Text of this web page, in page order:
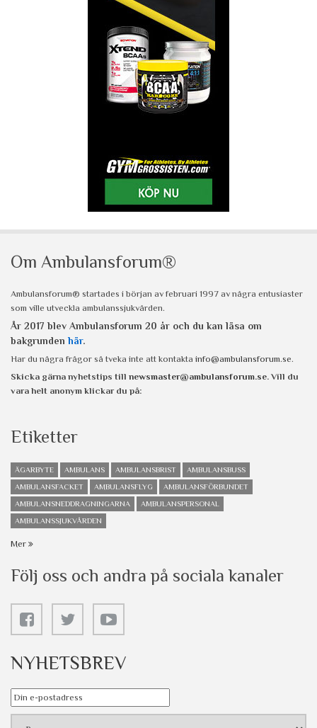
Om Ambulansforum®
Ambulansforum® startades i början av februari 1997 av några entusiaster
som ville utveckla ambulanssjukvården.
År 2017 blev Ambulansforum 20 år och du kan läsa om
bakgrunden här.
Har du några frågor så tveka inte att kontakta info@ambulansforum.se.
Skicka gärna nyhetstips till newsmaster@ambulansforum.se. Vill du
vara helt anonym klickar du på:
Etiketter
ÄGARBYTE AMBULANS AMBULANSBRIST
AMBULANSBUSS
AMBULANSFACKET
AMBULANSFLYG
AMBULANSFÖRBUNDET
AMBULANSNEDDRAGNINGARNA
AMBULANSPERSONAL
AMBULANSSJUKVÅRDEN
Mer
Följ oss och andra på sociala kanaler
NYHETSBREV